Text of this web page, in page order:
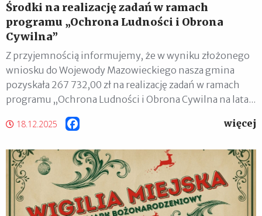
Środki na realizację zadań w ramach
programu „Ochrona Ludności i Obrona
Cywilna”
Z przyjemnością informujemy, że w wyniku złożonego
wniosku do Wojewody Mazowieckiego nasza gmina
pozyskała 267 732,00 zł na realizację zadań w ramach
programu „Ochrona Ludności i Obrona Cywilna na lata...
18.12.2025 więcej